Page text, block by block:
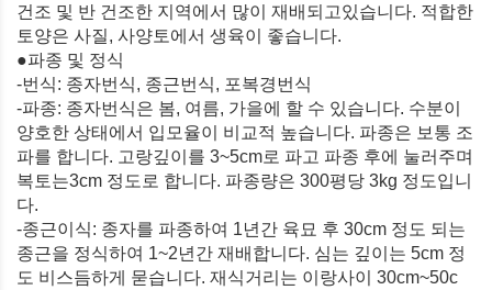
건조 및 반 건조한 지역에서 많이 재배되고있습니다. 적합한
토양은 사질, 사양토에서 생육이 좋습니다.
●파종 및 정식
-번식: 종자번식, 종근번식, 포복경번식
-파종: 종자번식은 봄, 여름, 가을에 할 수 있습니다. 수분이
양호한 상태에서 입모율이 비교적 높습니다. 파종은 보통 조
파를 합니다. 고랑깊이를 3~5cm로 파고 파종 후에 눌러주며
복토는3cm 정도로 합니다. 파종량은 300평당 3kg 정도입니
다.
-종근이식: 종자를 파종하여 1년간 육묘 후 30cm 정도 되는
종근을 정식하여 1~2년간 재배합니다. 심는 깊이는 5cm 정
도 비스듬하게 묻습니다. 재식거리는 이랑사이 30cm~50c